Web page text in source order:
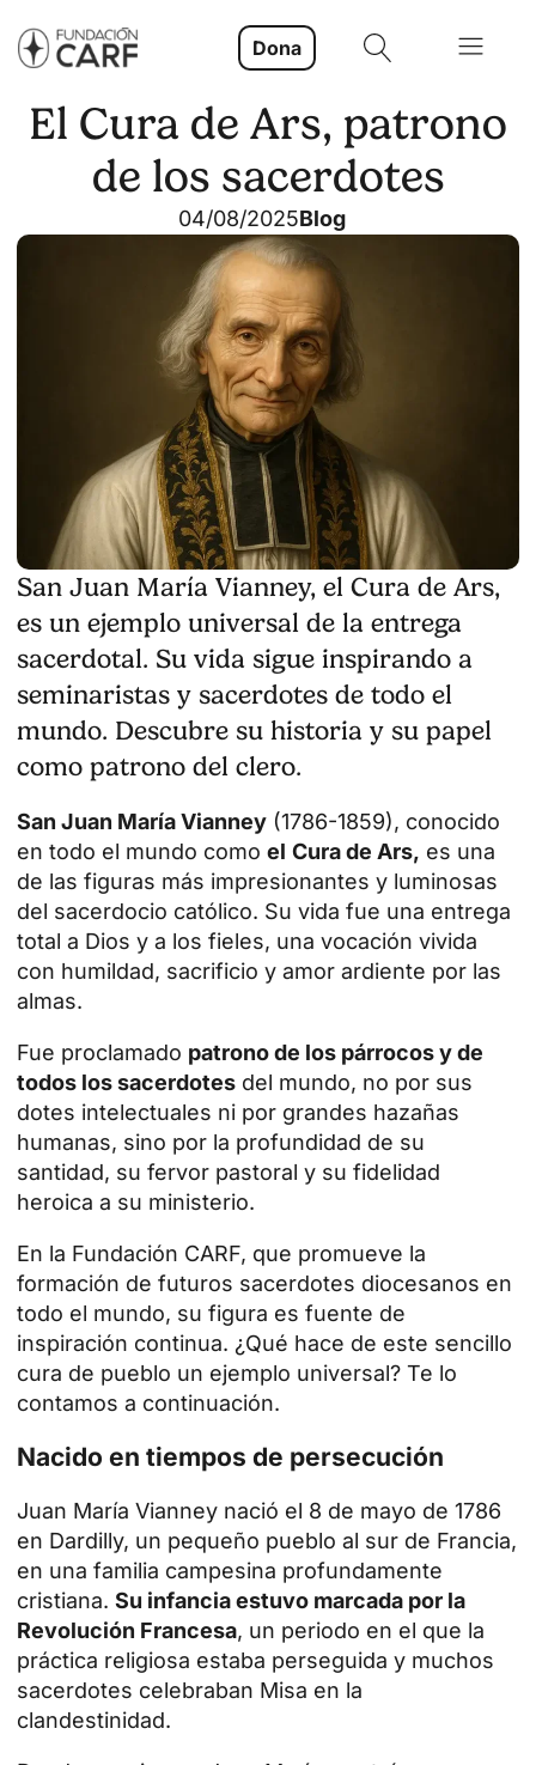
Dona
El Cura de Ars, patrono
de los sacerdotes
04/08/2025Blog
San Juan María Vianney, el Cura de Ars,
es un ejemplo universal de la entrega
sacerdotal. Su vida sigue inspirando a
seminaristas y sacerdotes de todo el
mundo. Descubre su historia y su papel
como patrono del clero.
San Juan María Vianney (1786-1859), conocido
en todo el mundo como el Cura de Ars, es una
de las figuras más impresionantes y luminosas
del sacerdocio católico. Su vida fue una entrega
total a Dios y a los fieles, una vocación vivida
con humildad, sacrificio y amor ardiente por las
almas.
Fue proclamado patrono de los párrocos y de
todos los sacerdotes del mundo, no por sus
dotes intelectuales ni por grandes hazañas
humanas, sino por la profundidad de su
santidad, su fervor pastoral y su fidelidad
heroica a su ministerio.
En la Fundación CARF, que promueve la
formación de futuros sacerdotes diocesanos en
todo el mundo, su figura es fuente de
inspiración continua. ¿Qué hace de este sencillo
cura de pueblo un ejemplo universal? Te lo
contamos a continuación.
Nacido en tiempos de persecución
Juan María Vianney nació el 8 de mayo de 1786
en Dardilly, un pequeño pueblo al sur de Francia,
en una familia campesina profundamente
cristiana. Su infancia estuvo marcada por la
Revolución Francesa, un periodo en el que la
práctica religiosa estaba perseguida y muchos
sacerdotes celebraban Misa en la
clandestinidad.